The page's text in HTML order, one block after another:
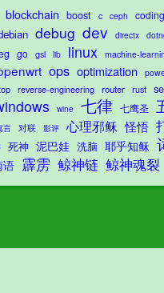
blockchain boost c ceph
debug dev directx
go gsl lib linux machine-
ops optimization
reverse-engineering router rust
wine 七律 七鹰圣
言 对联 影评 心理邪稣 怪悟
死神 泥巴娃 洗脑 耶乎知稣
语 霹雳 鲸神链 鲸神魂裂